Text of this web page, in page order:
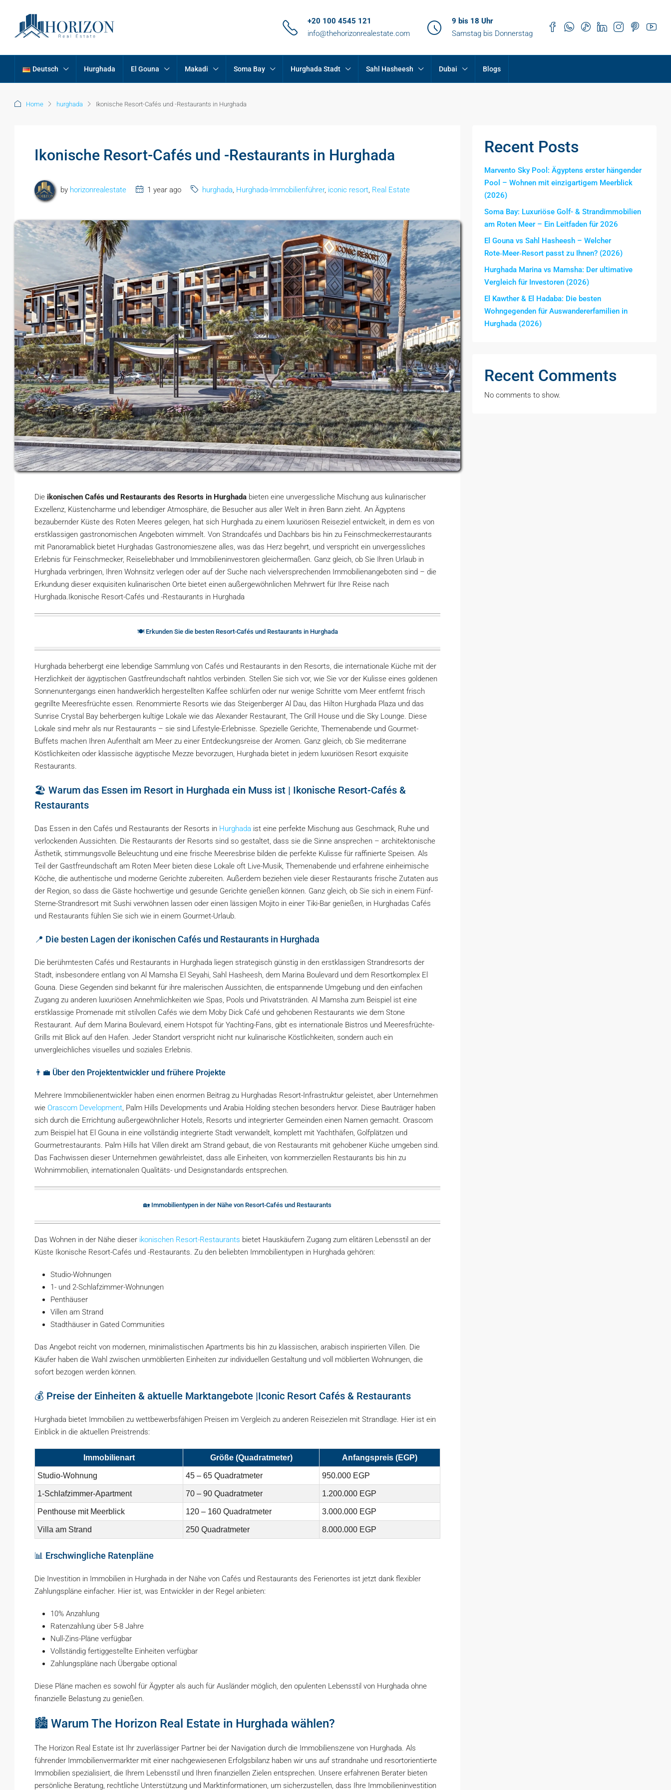
+20 100 4545 121
info@thehorizonrealestate.com
9 bis 18 Uhr
Samstag bis Donnerstag
Deutsch Hurghada El Gouna Makadi Soma Bay Hurghada Stadt Sahl Hasheesh Dubai Blogs
Home hurghada Ikonische Resort-Cafés und -Restaurants in Hurghada
Ikonische Resort-Cafés und -Restaurants in Hurghada
by horizonrealestate 1 year ago hurghada, Hurghada-Immobilienführer, iconic resort, Real Estate
Die ikonischen Cafés und Restaurants des Resorts in Hurghada bieten eine unvergessliche Mischung aus kulinarischer
Exzellenz, Küstencharme und lebendiger Atmosphäre, die Besucher aus aller Welt in ihren Bann zieht. An Ägyptens
bezaubernder Küste des Roten Meeres gelegen, hat sich Hurghada zu einem luxuriösen Reiseziel entwickelt, in dem es von
erstklassigen gastronomischen Angeboten wimmelt. Von Strandcafés und Dachbars bis hin zu Feinschmeckerrestaurants
mit Panoramablick bietet Hurghadas Gastronomieszene alles, was das Herz begehrt, und verspricht ein unvergessliches
Erlebnis für Feinschmecker, Reiseliebhaber und Immobilieninvestoren gleichermaßen. Ganz gleich, ob Sie Ihren Urlaub in
Hurghada verbringen, Ihren Wohnsitz verlegen oder auf der Suche nach vielversprechenden Immobilienangeboten sind – die
Erkundung dieser exquisiten kulinarischen Orte bietet einen außergewöhnlichen Mehrwert für Ihre Reise nach
Hurghada.Ikonische Resort-Cafés und -Restaurants in Hurghada
🍽️ Erkunden Sie die besten Resort-Cafés und Restaurants in Hurghada
Hurghada beherbergt eine lebendige Sammlung von Cafés und Restaurants in den Resorts, die internationale Küche mit der
Herzlichkeit der ägyptischen Gastfreundschaft nahtlos verbinden. Stellen Sie sich vor, wie Sie vor der Kulisse eines goldenen
Sonnenuntergangs einen handwerklich hergestellten Kaffee schlürfen oder nur wenige Schritte vom Meer entfernt frisch
gegrillte Meeresfrüchte essen. Renommierte Resorts wie das Steigenberger Al Dau, das Hilton Hurghada Plaza und das
Sunrise Crystal Bay beherbergen kultige Lokale wie das Alexander Restaurant, The Grill House und die Sky Lounge. Diese
Lokale sind mehr als nur Restaurants – sie sind Lifestyle-Erlebnisse. Spezielle Gerichte, Themenabende und Gourmet-
Buffets machen Ihren Aufenthalt am Meer zu einer Entdeckungsreise der Aromen. Ganz gleich, ob Sie mediterrane
Köstlichkeiten oder klassische ägyptische Mezze bevorzugen, Hurghada bietet in jedem luxuriösen Resort exquisite
Restaurants.
🏖️ Warum das Essen im Resort in Hurghada ein Muss ist | Ikonische Resort-Cafés &
Restaurants
Das Essen in den Cafés und Restaurants der Resorts in Hurghada ist eine perfekte Mischung aus Geschmack, Ruhe und
verlockenden Aussichten. Die Restaurants der Resorts sind so gestaltet, dass sie die Sinne ansprechen – architektonische
Ästhetik, stimmungsvolle Beleuchtung und eine frische Meeresbrise bilden die perfekte Kulisse für raffinierte Speisen. Als
Teil der Gastfreundschaft am Roten Meer bieten diese Lokale oft Live-Musik, Themenabende und erfahrene einheimische
Köche, die authentische und moderne Gerichte zubereiten. Außerdem beziehen viele dieser Restaurants frische Zutaten aus
der Region, so dass die Gäste hochwertige und gesunde Gerichte genießen können. Ganz gleich, ob Sie sich in einem Fünf-
Sterne-Strandresort mit Sushi verwöhnen lassen oder einen lässigen Mojito in einer Tiki-Bar genießen, in Hurghadas Cafés
und Restaurants fühlen Sie sich wie in einem Gourmet-Urlaub.
📍 Die besten Lagen der ikonischen Cafés und Restaurants in Hurghada
Die berühmtesten Cafés und Restaurants in Hurghada liegen strategisch günstig in den erstklassigen Strandresorts der
Stadt, insbesondere entlang von Al Mamsha El Seyahi, Sahl Hasheesh, dem Marina Boulevard und dem Resortkomplex El
Gouna. Diese Gegenden sind bekannt für ihre malerischen Aussichten, die entspannende Umgebung und den einfachen
Zugang zu anderen luxuriösen Annehmlichkeiten wie Spas, Pools und Privatstränden. Al Mamsha zum Beispiel ist eine
erstklassige Promenade mit stilvollen Cafés wie dem Moby Dick Café und gehobenen Restaurants wie dem Stone
Restaurant. Auf dem Marina Boulevard, einem Hotspot für Yachting-Fans, gibt es internationale Bistros und Meeresfrüchte-
Grills mit Blick auf den Hafen. Jeder Standort verspricht nicht nur kulinarische Köstlichkeiten, sondern auch ein
unvergleichliches visuelles und soziales Erlebnis.
👨‍💼 Über den Projektentwickler und frühere Projekte
Mehrere Immobilienentwickler haben einen enormen Beitrag zu Hurghadas Resort-Infrastruktur geleistet, aber Unternehmen
wie Orascom Development, Palm Hills Developments und Arabia Holding stechen besonders hervor. Diese Bauträger haben
sich durch die Errichtung außergewöhnlicher Hotels, Resorts und integrierter Gemeinden einen Namen gemacht. Orascom
zum Beispiel hat El Gouna in eine vollständig integrierte Stadt verwandelt, komplett mit Yachthäfen, Golfplätzen und
Gourmetrestaurants. Palm Hills hat Villen direkt am Strand gebaut, die von Restaurants mit gehobener Küche umgeben sind.
Das Fachwissen dieser Unternehmen gewährleistet, dass alle Einheiten, von kommerziellen Restaurants bis hin zu
Wohnimmobilien, internationalen Qualitäts- und Designstandards entsprechen.
🏡 Immobilientypen in der Nähe von Resort-Cafés und Restaurants
Das Wohnen in der Nähe dieser ikonischen Resort-Restaurants bietet Hauskäufern Zugang zum elitären Lebensstil an der
Küste Ikonische Resort-Cafés und -Restaurants. Zu den beliebten Immobilientypen in Hurghada gehören:
Studio-Wohnungen
1- und 2-Schlafzimmer-Wohnungen
Penthäuser
Villen am Strand
Stadthäuser in Gated Communities
Das Angebot reicht von modernen, minimalistischen Apartments bis hin zu klassischen, arabisch inspirierten Villen. Die
Käufer haben die Wahl zwischen unmöblierten Einheiten zur individuellen Gestaltung und voll möblierten Wohnungen, die
sofort bezogen werden können.
💰 Preise der Einheiten & aktuelle Marktangebote |Iconic Resort Cafés & Restaurants
Hurghada bietet Immobilien zu wettbewerbsfähigen Preisen im Vergleich zu anderen Reisezielen mit Strandlage. Hier ist ein
Einblick in die aktuellen Preistrends:
Immobilienart Größe (Quadratmeter) Anfangspreis (EGP)
Studio-Wohnung 45 – 65 Quadratmeter 950.000 EGP
1-Schlafzimmer-Apartment 70 – 90 Quadratmeter 1.200.000 EGP
Penthouse mit Meerblick 120 – 160 Quadratmeter 3.000.000 EGP
Villa am Strand 250 Quadratmeter 8.000.000 EGP
📊 Erschwingliche Ratenpläne
Die Investition in Immobilien in Hurghada in der Nähe von Cafés und Restaurants des Ferienortes ist jetzt dank flexibler
Zahlungspläne einfacher. Hier ist, was Entwickler in der Regel anbieten:
10% Anzahlung
Ratenzahlung über 5-8 Jahre
Null-Zins-Pläne verfügbar
Vollständig fertiggestellte Einheiten verfügbar
Zahlungspläne nach Übergabe optional
Diese Pläne machen es sowohl für Ägypter als auch für Ausländer möglich, den opulenten Lebensstil von Hurghada ohne
finanzielle Belastung zu genießen.
🏙️ Warum The Horizon Real Estate in Hurghada wählen?
The Horizon Real Estate ist Ihr zuverlässiger Partner bei der Navigation durch die Immobilienszene von Hurghada. Als
führender Immobilienvermarkter mit einer nachgewiesenen Erfolgsbilanz haben wir uns auf strandnahe und resortorientierte
Immobilien spezialisiert, die Ihrem Lebensstil und Ihren finanziellen Zielen entsprechen. Unsere erfahrenen Berater bieten
persönliche Beratung, rechtliche Unterstützung und Marktinformationen, um sicherzustellen, dass Ihre Immobilieninvestition
Recent Posts
Marvento Sky Pool: Ägyptens erster hängender
Pool – Wohnen mit einzigartigem Meerblick
(2026)
Soma Bay: Luxuriöse Golf- & Strandimmobilien
am Roten Meer – Ein Leitfaden für 2026
El Gouna vs Sahl Hasheesh – Welcher
Rote‑Meer‑Resort passt zu Ihnen? (2026)
Hurghada Marina vs Mamsha: Der ultimative
Vergleich für Investoren (2026)
El Kawther & El Hadaba: Die besten
Wohngegenden für Auswandererfamilien in
Hurghada (2026)
Recent Comments
No comments to show.